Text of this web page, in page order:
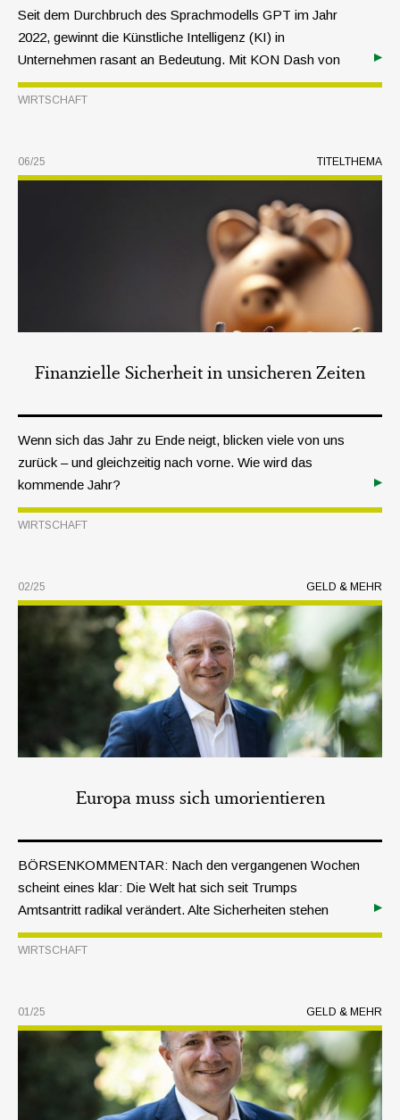
Seit dem Durchbruch des Sprachmodells GPT im Jahr
2022, gewinnt die Künstliche Intelligenz (KI) in
Unternehmen rasant an Bedeutung. Mit KON Dash von
Konverto lassen sich leistungsstarke KI-Modelle in einem
sicheren, kontrollierten und rechts-konformen Umfeld
WIRTSCHAFT
TITELTHEMA
06/25
Finanzielle Sicherheit in unsicheren Zeiten
Wenn sich das Jahr zu Ende neigt, blicken viele von uns
zurück – und gleichzeitig nach vorne. Wie wird das
kommende Jahr?
WIRTSCHAFT
GELD & MEHR
02/25
Europa muss sich umorientieren
BÖRSENKOMMENTAR: Nach den vergangenen Wochen
scheint eines klar: Die Welt hat sich seit Trumps
Amtsantritt radikal verändert. Alte Sicherheiten stehen
plötzlich infrage. Die Demokratie mit der ältesten
Verfassung der Welt bewegt sich in Richtung Autokratie,
Erinnerung ist. Selbst der globale Handel gerät ins
WIRTSCHAFT
GELD & MEHR
01/25